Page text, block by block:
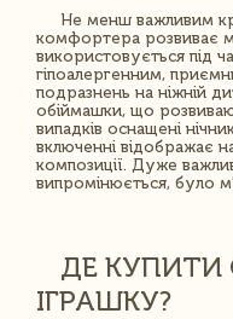
Не менш важливим
комфортера розвиває
використовується під
гіпоалергенним,
подразнень на ніжній
обіймашки, що
випадків оснащені
включенні відображає
композиції. Дуже
випромінюється, було
ДЕ КУПИТИ
ІГРАШКУ?